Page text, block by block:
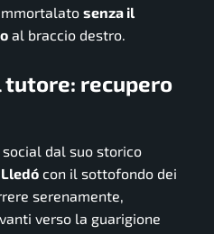
senza il
al braccio destro.
recupero
dal suo storico
con il sottofondo dei
serenamente,
verso la guarigione